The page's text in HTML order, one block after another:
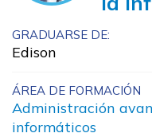
Estudiar
Artes
GRADUARSE DE:
Edison
ÁREA DE FORMACIÓN
Administración
informáticos